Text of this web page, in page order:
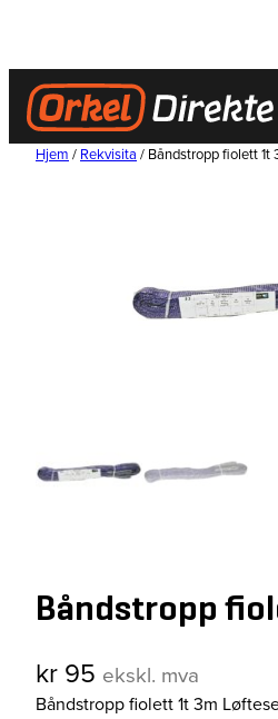
innhold
Hjem / Rekvisita / Båndstropp fiolett 1t
Båndstropp
kr 95 ekskl. mva
Båndstropp fiolett 1t 3m